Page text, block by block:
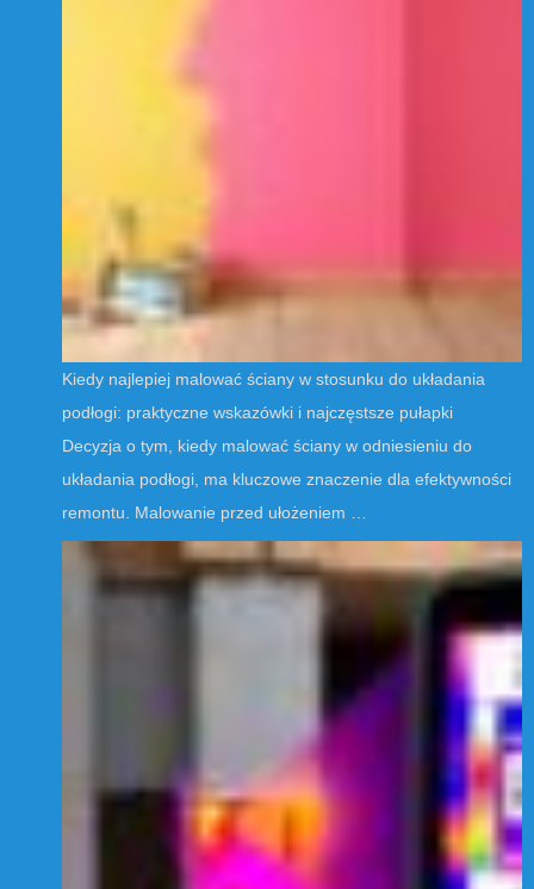
Kiedy najlepiej malować ściany w stosunku do układania
podłogi: praktyczne wskazówki i najczęstsze pułapki
Decyzja o tym, kiedy malować ściany w odniesieniu do
układania podłogi, ma kluczowe znaczenie dla efektywności
remontu. Malowanie przed ułożeniem …